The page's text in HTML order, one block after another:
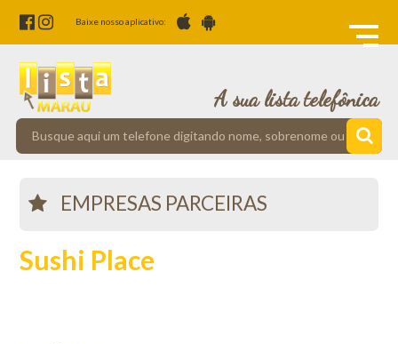
Baixe nosso aplicativo:
A sua lista telefônica
EMPRESAS PARCEIRAS
Sushi Place